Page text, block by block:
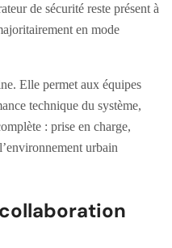
de sécurité reste présent à
en mode
Elle permet aux équipes
technique du système,
: prise en charge,
urbain